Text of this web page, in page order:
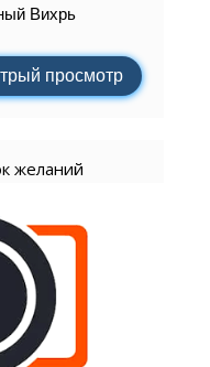
Вихрь
просмотр
желаний